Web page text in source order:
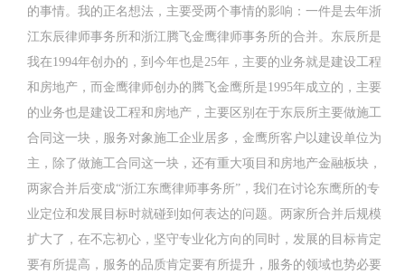
的事情。我的正名想法，主要受两个事情的影响：一件是去年浙
江东辰律师事务所和浙江腾飞金鹰律师事务所的合并。东辰所是
我在1994年创办的，到今年也是25年，主要的业务就是建设工程
和房地产，而金鹰律师创办的腾飞金鹰所是1995年成立的，主要
的业务也是建设工程和房地产，主要区别在于东辰所主要做施工
合同这一块，服务对象施工企业居多，金鹰所客户以建设单位为
主，除了做施工合同这一块，还有重大项目和房地产金融板块，
两家合并后变成“浙江东鹰律师事务所”，我们在讨论东鹰所的专
业定位和发展目标时就碰到如何表达的问题。两家所合并后规模
扩大了，在不忘初心，坚守专业化方向的同时，发展的目标肯定
要有所提高，服务的品质肯定要有所提升，服务的领域也势必要